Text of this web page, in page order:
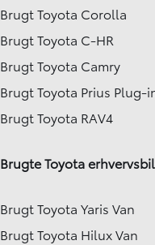
Brugt Toyota Corolla
Brugt Toyota C-HR
Brugt Toyota Camry
Brugt Toyota Prius Plug-
Brugt Toyota RAV4
Brugte Toyota
Brugt Toyota Yaris Van
Brugt Toyota Hilux Van